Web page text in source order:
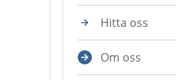
Hitta oss
Om oss